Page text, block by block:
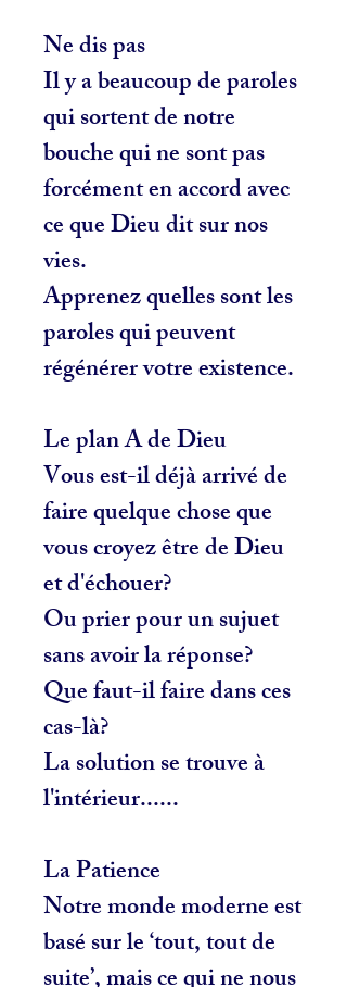
Ne dis pas
Il y a beaucoup de paroles
qui sortent de notre
bouche qui ne sont pas
forcément en accord avec
ce que Dieu dit sur nos
vies.
Apprenez quelles sont les
paroles qui peuvent
régénérer votre existence.
Le plan A de Dieu
Vous est-il déjà arrivé de
faire quelque chose que
vous croyez être de Dieu
et d'échouer?
Ou prier pour un sujuet
sans avoir la réponse?
Que faut-il faire dans ces
cas-là?
La solution se trouve à
l'intérieur......
La Patience
Notre monde moderne est
basé sur le ‘tout, tout de